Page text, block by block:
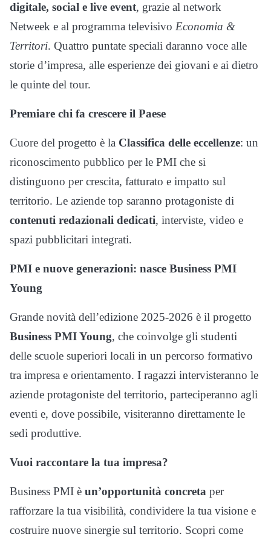
digitale, social e live event, grazie al network
Netweek e al programma televisivo Economia &
Territori. Quattro puntate speciali daranno voce alle
storie d’impresa, alle esperienze dei giovani e ai dietro
le quinte del tour.
Premiare chi fa crescere il Paese
Cuore del progetto è la Classifica delle eccellenze: un
riconoscimento pubblico per le PMI che si
distinguono per crescita, fatturato e impatto sul
territorio. Le aziende top saranno protagoniste di
contenuti redazionali dedicati, interviste, video e
spazi pubblicitari integrati.
PMI e nuove generazioni: nasce Business PMI
Young
Grande novità dell’edizione 2025-2026 è il progetto
Business PMI Young, che coinvolge gli studenti
delle scuole superiori locali in un percorso formativo
tra impresa e orientamento. I ragazzi intervisteranno le
aziende protagoniste del territorio, parteciperanno agli
eventi e, dove possibile, visiteranno direttamente le
sedi produttive.
Vuoi raccontare la tua impresa?
Business PMI è un’opportunità concreta per
rafforzare la tua visibilità, condividere la tua visione e
costruire nuove sinergie sul territorio. Scopri come